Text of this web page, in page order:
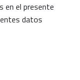
en el presente
datos